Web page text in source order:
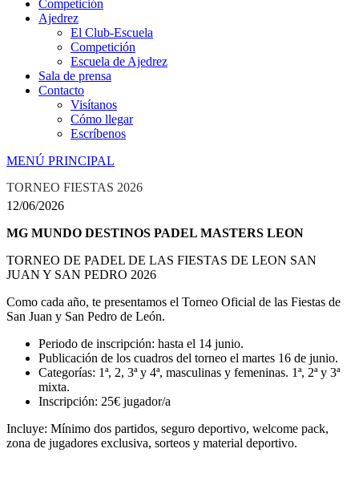
Competición
Ajedrez
El Club-Escuela
Competición
Escuela de Ajedrez
Sala de prensa
Contacto
Visítanos
Cómo llegar
Escríbenos
MENÚ PRINCIPAL
TORNEO FIESTAS 2026
12/06/2026
MG MUNDO DESTINOS PADEL MASTERS LEON
TORNEO DE PADEL DE LAS FIESTAS DE LEON SAN
JUAN Y SAN PEDRO 2026
Como cada año, te presentamos el Torneo Oficial de las Fiestas de
San Juan y San Pedro de León.
Periodo de inscripción: hasta el 14 junio.
Publicación de los cuadros del torneo el martes 16 de junio.
Categorías: 1ª, 2, 3ª y 4ª, masculinas y femeninas. 1ª, 2ª y 3ª
mixta.
Inscripción: 25€ jugador/a
Incluye: Mínimo dos partidos, seguro deportivo, welcome pack,
zona de jugadores exclusiva, sorteos y material deportivo.